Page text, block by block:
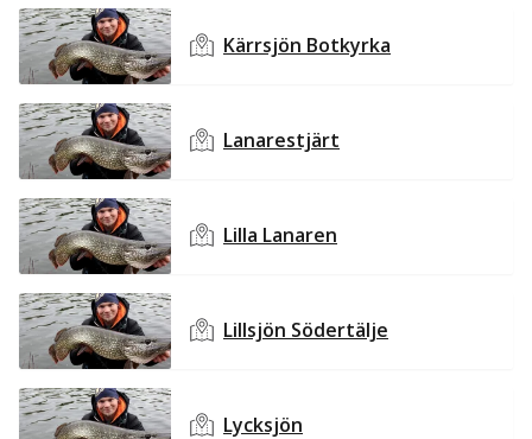
Kärrsjön Botkyrka
Lanarestjärt
Lilla Lanaren
Lillsjön Södertälje
Lycksjön